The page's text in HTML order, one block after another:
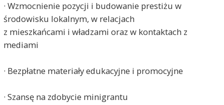
· Wzmocnienie pozycji i budowanie prestiżu w
środowisku lokalnym, w relacjach
z mieszkańcami i władzami oraz w kontaktach z
mediami
· Bezpłatne materiały edukacyjne i promocyjne
· Szansę na zdobycie minigrantu